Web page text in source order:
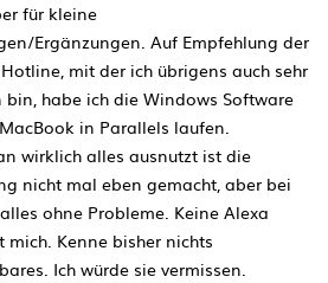
für kleine
Ergänzungen. Auf Empfehlung der
mit der ich übrigens auch sehr
bin, habe ich die Windows Software
in Parallels laufen.
wirklich alles ausnutzt ist die
nicht mal eben gemacht, aber bei
ohne Probleme. Keine Alexa
mich. Kenne bisher nichts
Ich würde sie vermissen.